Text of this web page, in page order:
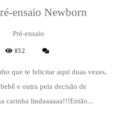
ensaio Newborn
Pré-ensaio
852
que te felicitar aqui duas vezes,
e outra pela decisão de
carinha lindaaaaaa!!!Então...